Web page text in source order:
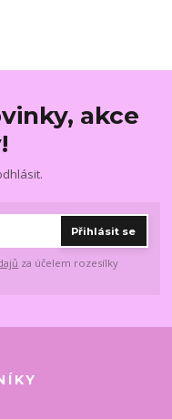
akce
Přihlásit se
za účelem rozesílky